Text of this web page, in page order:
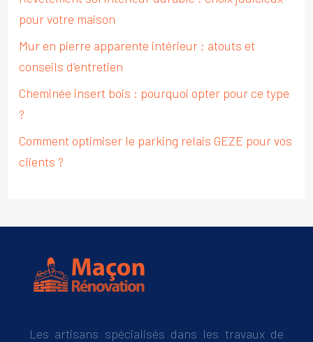
pour votre maison
Mur en pierre apparente intérieur : atouts et
conseils d’entretien
Cheminée insert bois : pourquoi opter pour ce type
?
Comment optimiser le parking relais GEZE pour vos
clients ?
Les artisans spécialisés dans les travaux de